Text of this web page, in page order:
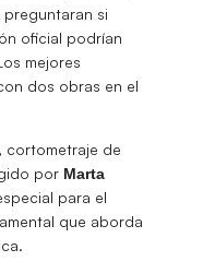
preguntaran si
oficial podrían
mejores
dos obras en el
, cortometraje de
por Marta
para el
que aborda